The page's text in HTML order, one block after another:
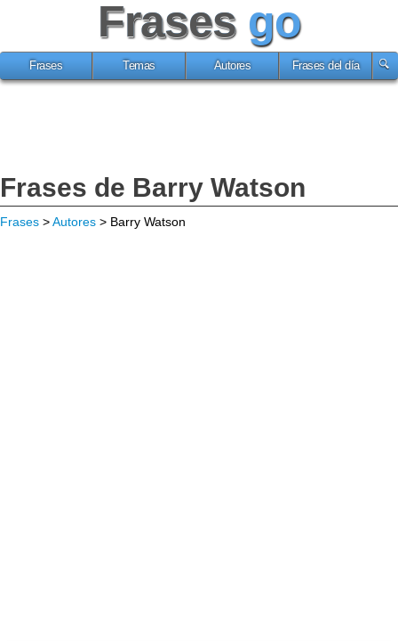
Frases go
Frases Temas Autores Frases del día
Frases de Barry Watson
Frases >Autores > Barry Watson